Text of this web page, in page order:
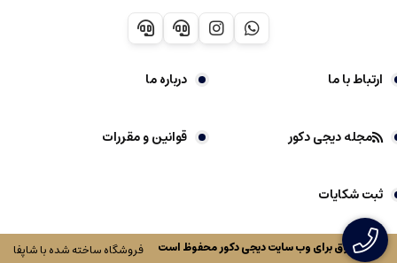
ارتباط با ما درباره ما
مجله دیجی دکور قوانین و مقررات
ثبت شکایات
کلیه حقوق برای وب سایتدیجی دکورمحفوظ است فروشگاه ساخته شده با شاپفا